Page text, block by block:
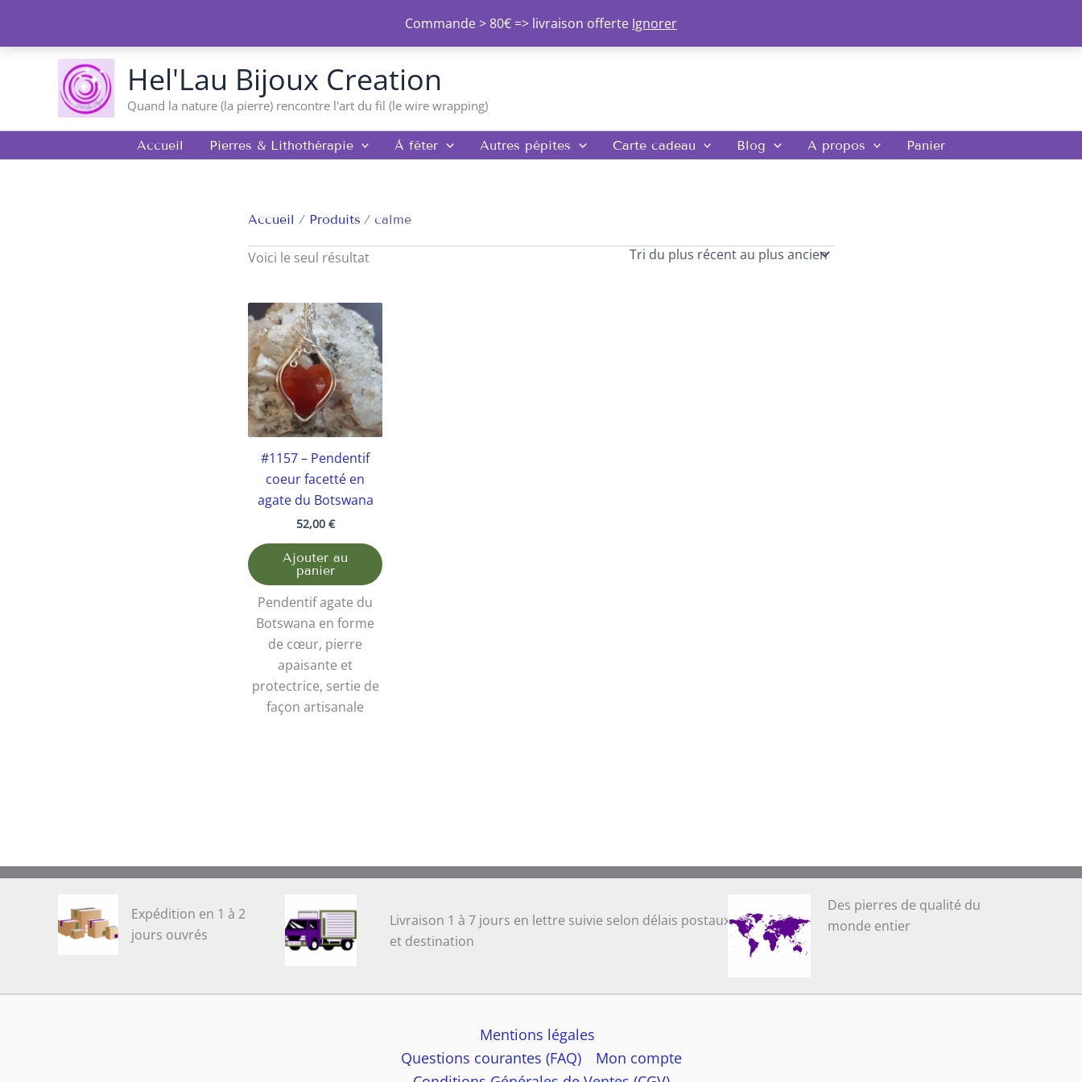
Commande > 80€ => livraison offerte Ignorer
contenu
Hel'Lau Bijoux Creation
Quand la nature (la pierre) rencontre l'art du fil (le wire wrapping)
Accueil Pierres & Lithothérapie À fêter Autres pépites Carte cadeau Blog A propos Panier
Accueil Produits calme
Voici le seul résultat
#1157 – Pendentif
coeur facetté en
agate du Botswana
52,00 €
Ajouter au
panier
Pendentif agate du
Botswana en forme
de cœur, pierre
apaisante et
protectrice, sertie de
façon artisanale
Expédition en 1 à 2
jours ouvrés
Livraison 1 à 7 jours en lettre suivie selon délais postaux
et destination
Des pierres de qualité du
monde entier
Mentions légales
Questions courantes (FAQ)
Mon compte